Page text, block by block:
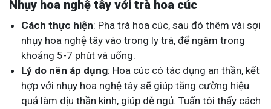
Nhụy hoa nghệ tây với trà hoa cúc
Cách thực hiện: Pha trà hoa cúc, sau đó thêm vài sợi
nhụy hoa nghệ tây vào trong ly trà, để ngâm trong
khoảng 5-7 phút và uống.
Lý do nên áp dụng: Hoa cúc có tác dụng an thần, kết
hợp với nhụy hoa nghệ tây sẽ giúp tăng cường hiệu
quả làm dịu thần kinh, giúp dễ ngủ. Tuấn tôi thấy cách